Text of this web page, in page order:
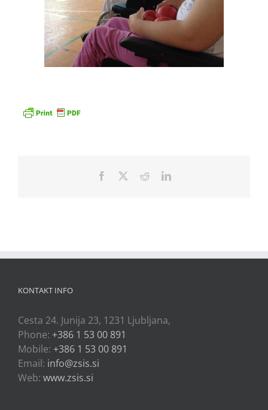
Facebook RedditLinkedIn
KONTAKT INFO
Cesta 24. Junija 23, 1231 Ljubljana,
Phone: +386 1 53 00 891
Mobile: +386 1 53 00 891
Email: info@zsis.si
Web: www.zsis.si